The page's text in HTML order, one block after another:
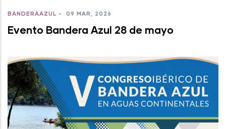
BANDERAAZUL - 09 MAR, 2026
Evento Bandera Azul 28 de mayo